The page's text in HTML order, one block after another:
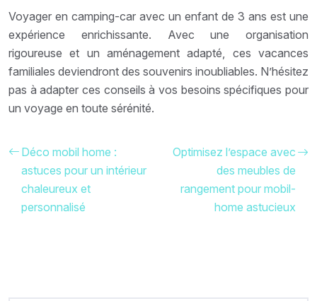
Voyager en camping-car avec un enfant de 3 ans est une
expérience enrichissante. Avec une organisation
rigoureuse et un aménagement adapté, ces vacances
familiales deviendront des souvenirs inoubliables. N’hésitez
pas à adapter ces conseils à vos besoins spécifiques pour
un voyage en toute sérénité.
Déco mobil home :
astuces pour un intérieur
chaleureux et
personnalisé
Optimisez l’espace avec
des meubles de
rangement pour mobil-
home astucieux